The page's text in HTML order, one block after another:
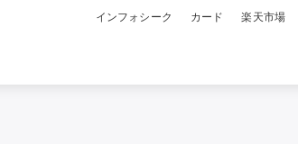
インフォシーク カード 楽天市場